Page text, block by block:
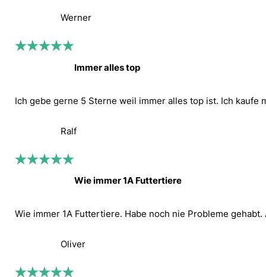
Werner
Immer alles top
Ich gebe gerne 5 Sterne weil immer alles top ist. Ich
Ralf
Wie immer 1A Futtertiere
Wie immer 1A Futtertiere. Habe noch nie Probleme
Oliver